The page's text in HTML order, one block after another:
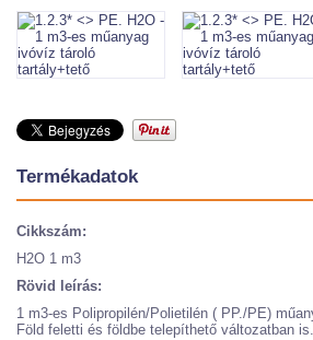
Termékadatok
Cikkszám:
H2O 1 m3
Rövid leírás:
1 m3-es Polipropilén/Polietilén ( PP./PE)
Föld feletti és földbe telepíthető változatban is.